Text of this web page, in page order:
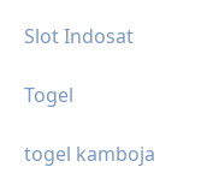
Slot Indosat
Togel
togel kamboja